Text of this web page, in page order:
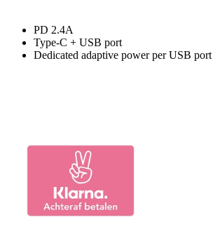
PD 2.4A
Type-C + USB port
Dedicated adaptive power per USB port